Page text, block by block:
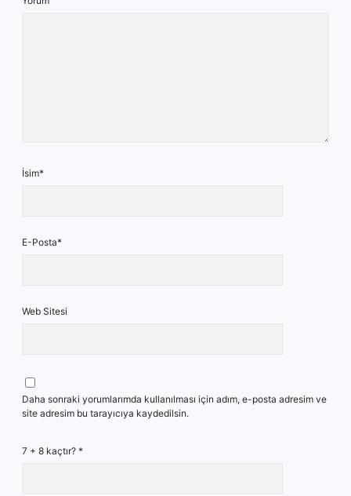
İsim*
E-Posta*
Web Sitesi
Daha sonraki yorumlarımda kullanılması için adım, e-posta adresim ve
site adresim bu tarayıcıya kaydedilsin.
7 + 8 kaçtır? *